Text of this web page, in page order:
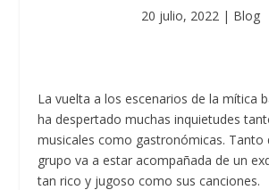
20 julio, 2022| Blog
La vuelta a los escenarios de la mítica
ha despertado muchas inquietudes
musicales como gastronómicas. Tanto
grupo va a estar acompañada de un
tan rico y jugoso como sus canciones.